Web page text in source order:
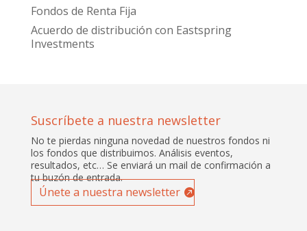
Fondos de Renta Fija
Acuerdo de distribución con Eastspring
Investments
Suscríbete a nuestra newsletter
No te pierdas ninguna novedad de nuestros fondos ni
los fondos que distribuimos. Análisis eventos,
resultados, etc… Se enviará un mail de confirmación a
tu buzón de entrada.
Únete a nuestra newsletter